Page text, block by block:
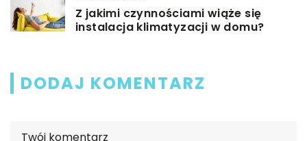
Z jakimi czynnościami wiąże się
instalacja klimatyzacji w domu?
DODAJ KOMENTARZ